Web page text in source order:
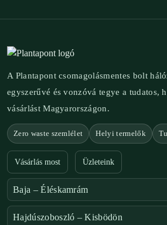
A Plantapont csomagolásmentes bolt
egyszerűvé és vonzóvá tegye a tudatos,
vásárlást Magyarországon.
Zero waste szemlélet Helyi termelők
Vásárlás most Üzleteink
Baja – Éléskamrám
Hajdúszoboszló – Kisbödön